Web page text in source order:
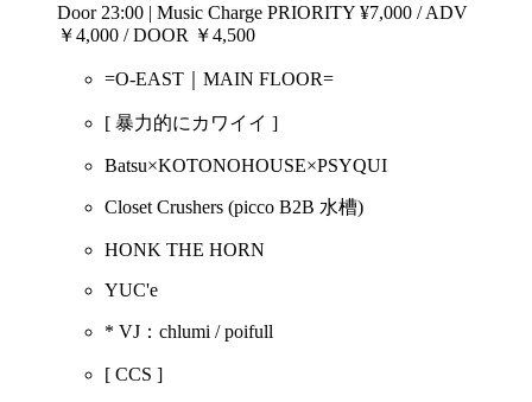
Door 23:00 | Music Charge PRIORITY ¥7,000 / ADV
￥4,000 / DOOR ￥4,500
=O-EAST｜MAIN FLOOR=
[ 暴力的にカワイイ ]
Batsu×KOTONOHOUSE×PSYQUI
Closet Crushers (picco B2B 水槽)
HONK THE HORN
YUC'e
* VJ：chlumi / poifull
[ CCS ]